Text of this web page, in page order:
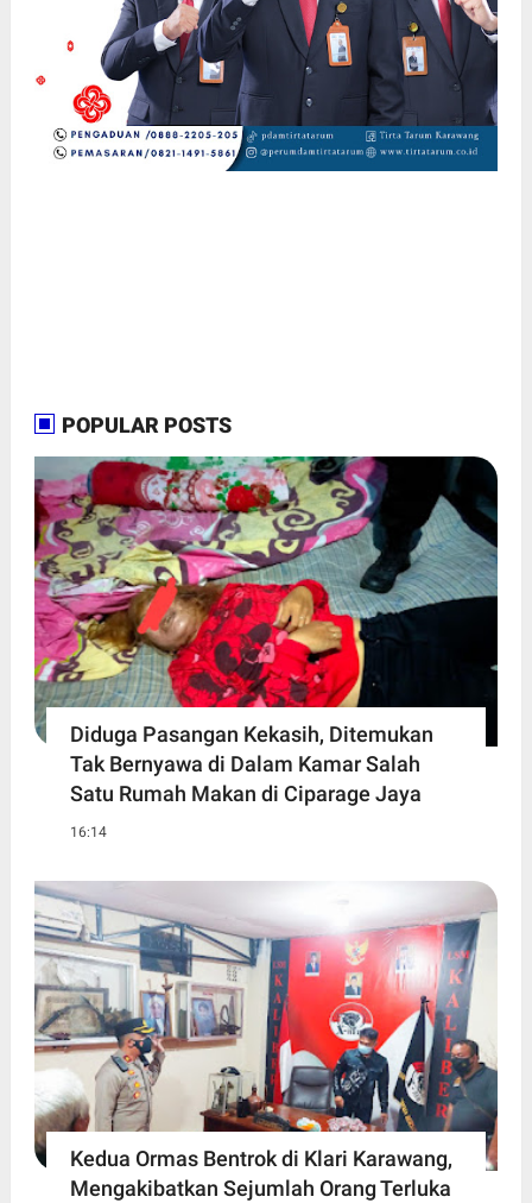
POPULAR POSTS
Diduga Pasangan Kekasih, Ditemukan
Tak Bernyawa di Dalam Kamar Salah
Satu Rumah Makan di Ciparage Jaya
16:14
Kedua Ormas Bentrok di Klari Karawang,
Mengakibatkan Sejumlah Orang Terluka